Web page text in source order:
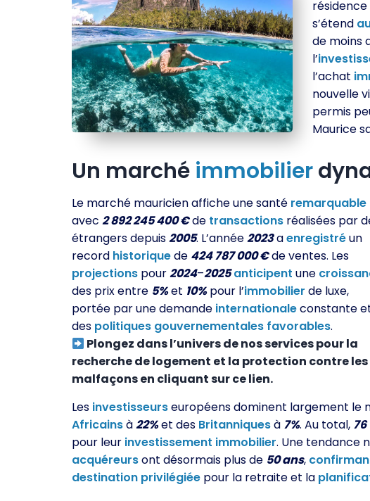
s’étend
de moins
l’
l’achat
nouvelle
permis
Maurice
Un marché immobilier
Le marché mauricien affiche une santé remarquable
avec 2 892 245 400 €de transactions réalisées par
étrangers depuis2005. L’année2023aenregistréun
record historiquede 424 787 000 €de ventes. Les
projections pour2024–2025 anticipent une
des prix entre 5%et 10%pour l’immobilier de luxe,
portée par une demande internationaleconstante
des politiques gouvernementales favorables.
Plongez dans l’univers de nos services pour la
recherche de logement et la protection contre les
malfaçons en cliquant sur ce lien.
Les investisseurseuropéens dominent largement le
Africainsà22%et des Britanniquesà 7%. Au total, 76
pour leur investissement immobilier. Une tendance
acquéreursont désormais plus de 50 ans,
destination privilégiée pour la retraite et la